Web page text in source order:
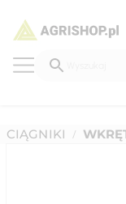
CIĄGNIKI /